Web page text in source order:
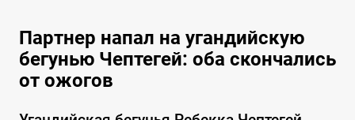
Партнер напал на угандийскую
бегунью Чептегей: оба скончались
от ожогов